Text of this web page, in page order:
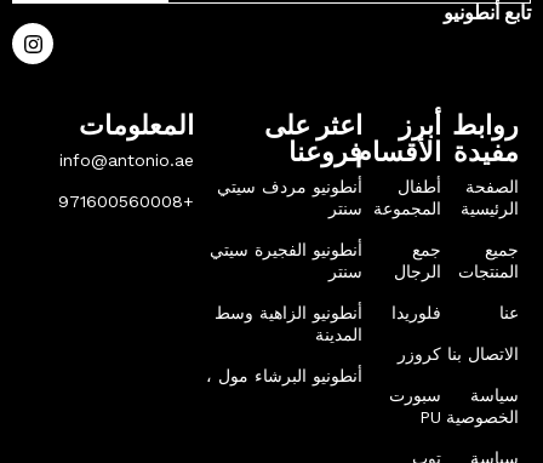
تابع أنطونيو
روابط
مفيدة
الصفحة
الرئيسية
جميع
المنتجات
عنا
الاتصال بنا
سياسة
الخصوصية
سياسة
أبرز
الأقسام
أطفال
المجموعة
جمع
الرجال
فلوريدا
كروزر
سبورت
PU
توب
اعثر على
فروعنا
أنطونيو مردف سيتي
سنتر
أنطونيو الفجيرة سيتي
سنتر
أنطونيو الزاهية وسط
المدينة
أنطونيو البرشاء مول ،
المعلومات
info@antonio.ae
+971600560008